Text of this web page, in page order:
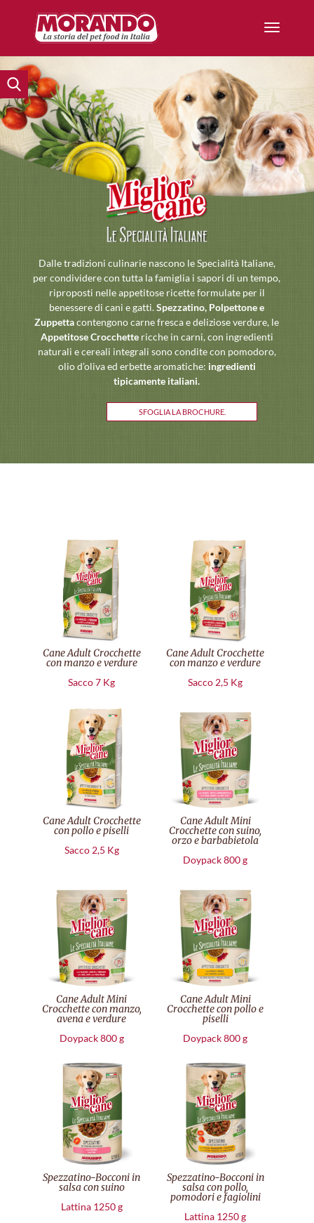
Dalle tradizioni culinarie nascono le Specialità Italiane,
per condividere con tutta la famiglia i sapori di un tempo,
riproposti nelle appetitose ricette formulate per il
benessere di cani e gatti.Spezzatino, Polpettone e
Zuppettacontengono carne fresca e deliziose verdure, le
Appetitose Crocchettericche in carni, con ingredienti
naturali e cereali integrali sono condite con pomodoro,
olio d’oliva ed erbette aromatiche: ingredienti
tipicamente italiani.
SFOGLIA LA BROCHURE.
Cane Adult Crocchette
con manzo e verdure
Sacco 7 Kg
Cane Adult Crocchette
con manzo e verdure
Sacco 2,5 Kg
Cane Adult Crocchette
con pollo e piselli
Sacco 2,5 Kg
Cane Adult Mini
Crocchette con suino,
orzo e barbabietola
Doypack 800 g
Cane Adult Mini
Crocchette con manzo,
avena e verdure
Doypack 800 g
Cane Adult Mini
Crocchette con pollo e
piselli
Doypack 800 g
Spezzatino-Bocconi in
salsa con suino
Lattina 1250 g
Spezzatino-Bocconi in
salsa con pollo,
pomodori e fagiolini
Lattina 1250 g